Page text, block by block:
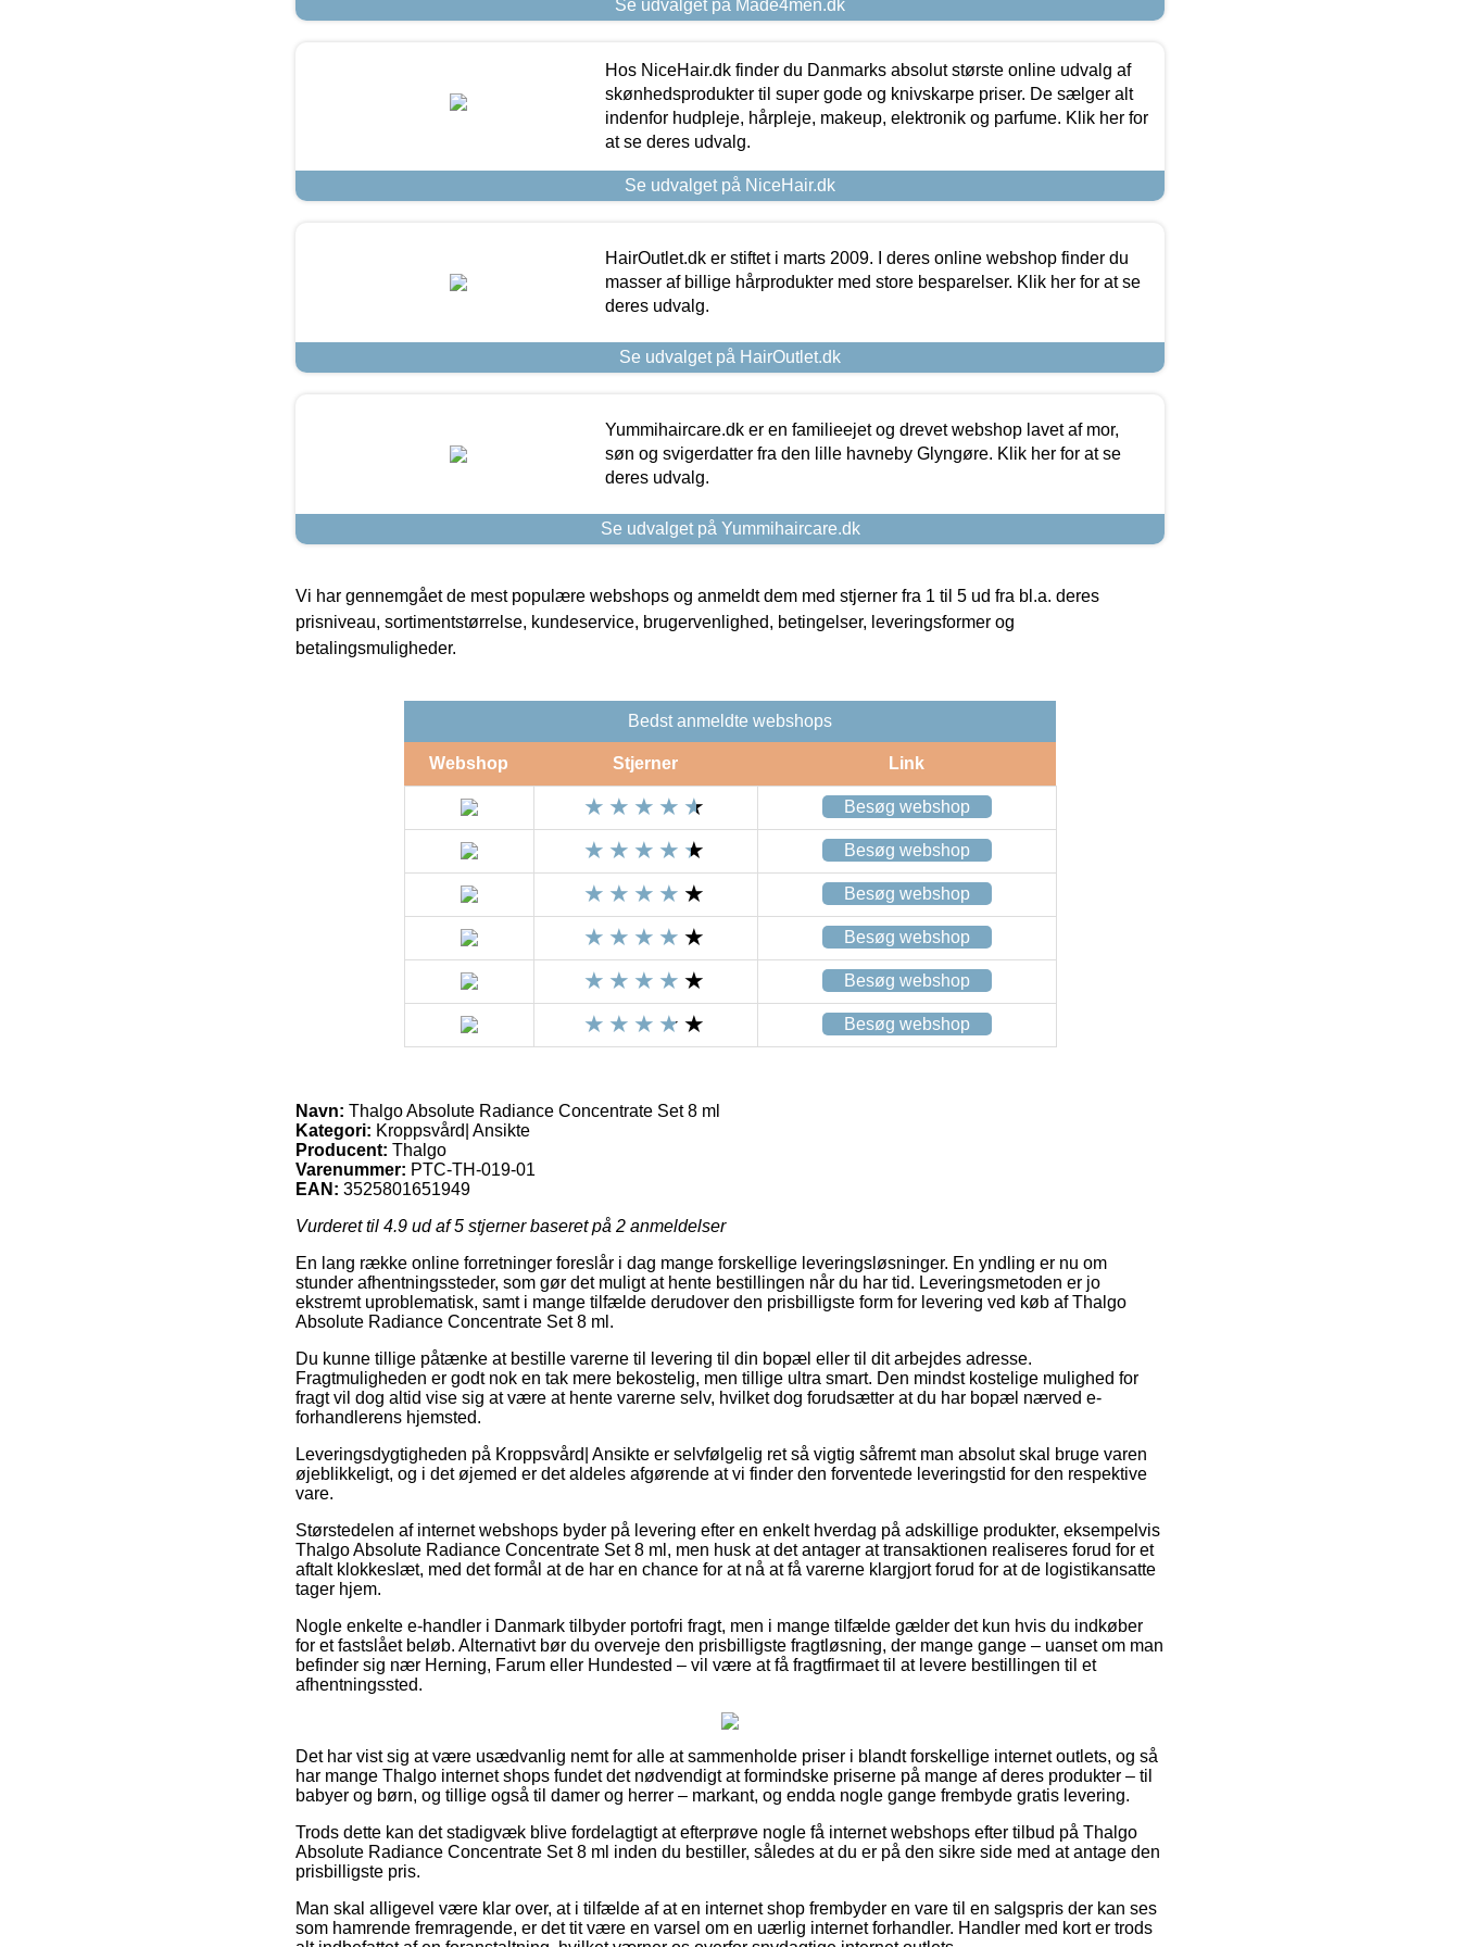
Se udvalget på Made4men.dk
Hos NiceHair.dk finder du Danmarks absolut største online udvalg af
skønhedsprodukter til super gode og knivskarpe priser. De sælger alt
indenfor hudpleje, hårpleje, makeup, elektronik og parfume. Klik her for
at se deres udvalg.
Se udvalget på NiceHair.dk
HairOutlet.dk er stiftet i marts 2009. I deres online webshop finder du
masser af billige hårprodukter med store besparelser. Klik her for at se
deres udvalg.
Se udvalget på HairOutlet.dk
Yummihaircare.dk er en familieejet og drevet webshop lavet af mor,
søn og svigerdatter fra den lille havneby Glyngøre. Klik her for at se
deres udvalg.
Se udvalget på Yummihaircare.dk
Vi har gennemgået de mest populære webshops og anmeldt dem med stjerner fra 1 til 5 ud fra bl.a. deres
prisniveau, sortimentstørrelse, kundeservice, brugervenlighed, betingelser, leveringsformer og
betalingsmuligheder.
Bedst anmeldte webshops
Webshop Stjerner Link
Besøg webshop
Besøg webshop
Besøg webshop
Besøg webshop
Besøg webshop
Besøg webshop
Navn: Thalgo Absolute Radiance Concentrate Set 8 ml
Kategori: Kroppsvård| Ansikte
Producent: Thalgo
Varenummer: PTC-TH-019-01
EAN: 3525801651949
Vurderet til 4.9 ud af 5 stjerner baseret på 2 anmeldelser
En lang række online forretninger foreslår i dag mange forskellige leveringsløsninger. En yndling er nu om
stunder afhentningssteder, som gør det muligt at hente bestillingen når du har tid. Leveringsmetoden er jo
ekstremt uproblematisk, samt i mange tilfælde derudover den prisbilligste form for levering ved køb af Thalgo
Absolute Radiance Concentrate Set 8 ml.
Du kunne tillige påtænke at bestille varerne til levering til din bopæl eller til dit arbejdes adresse.
Fragtmuligheden er godt nok en tak mere bekostelig, men tillige ultra smart. Den mindst kostelige mulighed for
fragt vil dog altid vise sig at være at hente varerne selv, hvilket dog forudsætter at du har bopæl nærved e-
forhandlerens hjemsted.
Leveringsdygtigheden på Kroppsvård| Ansikte er selvfølgelig ret så vigtig såfremt man absolut skal bruge varen
øjeblikkeligt, og i det øjemed er det aldeles afgørende at vi finder den forventede leveringstid for den respektive
vare.
Størstedelen af internet webshops byder på levering efter en enkelt hverdag på adskillige produkter, eksempelvis
Thalgo Absolute Radiance Concentrate Set 8 ml, men husk at det antager at transaktionen realiseres forud for et
aftalt klokkeslæt, med det formål at de har en chance for at nå at få varerne klargjort forud for at de logistikansatte
tager hjem.
Nogle enkelte e-handler i Danmark tilbyder portofri fragt, men i mange tilfælde gælder det kun hvis du indkøber
for et fastslået beløb. Alternativt bør du overveje den prisbilligste fragtløsning, der mange gange – uanset om man
befinder sig nær Herning, Farum eller Hundested – vil være at få fragtfirmaet til at levere bestillingen til et
afhentningssted.
Det har vist sig at være usædvanlig nemt for alle at sammenholde priser i blandt forskellige internet outlets, og så
har mange Thalgo internet shops fundet det nødvendigt at formindske priserne på mange af deres produkter – til
babyer og børn, og tillige også til damer og herrer – markant, og endda nogle gange frembyde gratis levering.
Trods dette kan det stadigvæk blive fordelagtigt at efterprøve nogle få internet webshops efter tilbud på Thalgo
Absolute Radiance Concentrate Set 8 ml inden du bestiller, således at du er på den sikre side med at antage den
prisbilligste pris.
Man skal alligevel være klar over, at i tilfælde af at en internet shop frembyder en vare til en salgspris der kan ses
som hamrende fremragende, er det tit være en varsel om en uærlig internet forhandler. Handler med kort er trods